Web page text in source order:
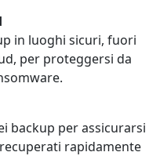
in luoghi sicuri, fuori
per proteggersi da
backup per assicurarsi
rapidamente